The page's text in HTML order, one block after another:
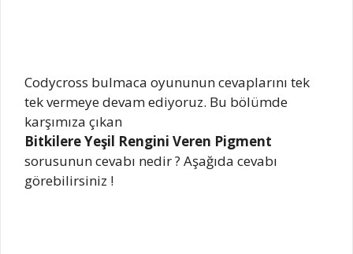
Codycross bulmaca oyununun cevaplarını tek
tek vermeye devam ediyoruz. Bu bölümde
karşımıza çıkan
Bitkilere Yeşil Rengini Veren Pigment
sorusunun cevabı nedir ? Aşağıda cevabı
görebilirsiniz !